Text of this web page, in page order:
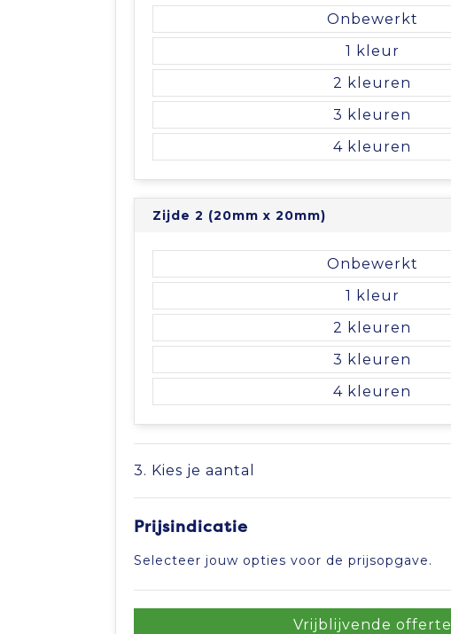
Onbewerkt
1
2
3
4
Zijde 2 (20mm x 20mm)
Onbewerkt
1
2
3
4
3. Kies je aantal
Prijsindicatie
Selecteer jouw opties voor de prijsopgave.
Vrijblijvende offerte